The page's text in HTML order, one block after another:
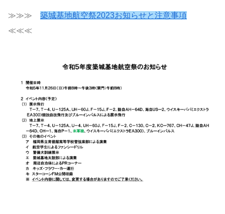
≫≫≫ 築城基地航空祭2023お知らせと注意事項
≪≪≪